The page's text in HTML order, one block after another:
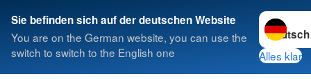
Sie befinden sich auf der deutschen Website
You are on the German website, you can use the
switch to switch to the English one
Sprache
Alles klar
Suche